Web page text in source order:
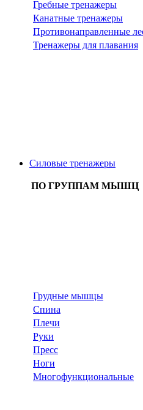
Гребные тренажеры
Канатные тренажеры
Противонаправленные
Тренажеры для плавания
Силовые тренажеры
ПО ГРУППАМ МЫШЦ
Грудные мышцы
Спина
Плечи
Руки
Пресс
Ноги
Многофункциональные